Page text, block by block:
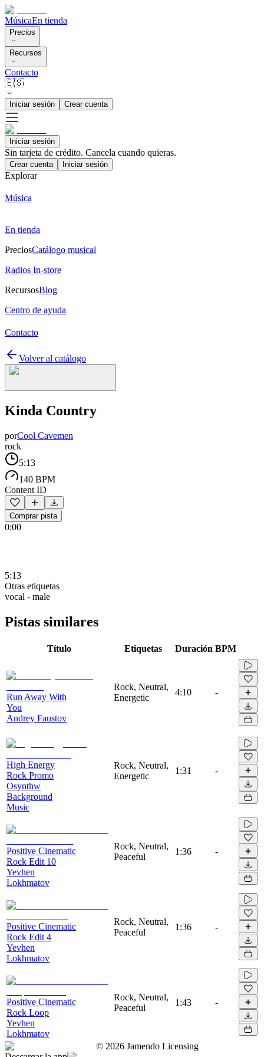
MúsicaEn tienda
Precios
Recursos
Contacto
🇪🇸
Iniciar sesión Crear cuenta
Iniciar sesión
Sin tarjeta de crédito. Cancela cuando quieras.
Crear cuenta Iniciar sesión
Explorar
Música
En tienda
PreciosCatálogo musical
Radios In-store
RecursosBlog
Centro de ayuda
Contacto
Volver al catálogo
Kinda Country
porCool Cavemen
rock
5:13
140 BPM
Content ID
Comprar pista
0:00
5:13
Otras etiquetas
vocal - male
Pistas similares
Título Etiquetas Duración BPM
Run Away With
You
Andrey Faustov
Rock, Neutral,
Energetic
4:10 -
High Energy
Rock Promo
Osynthw
Background
Music
Rock, Neutral,
Energetic
1:31 -
Positive Cinematic
Rock Edit 10
Yevhen
Lokhmatov
Rock, Neutral,
Peaceful
1:36 -
Positive Cinematic
Rock Edit 4
Yevhen
Lokhmatov
Rock, Neutral,
Peaceful
1:36 -
Positive Cinematic
Rock Loop
Yevhen
Lokhmatov
Rock, Neutral,
Peaceful
1:43 -
© 2026 Jamendo Licensing